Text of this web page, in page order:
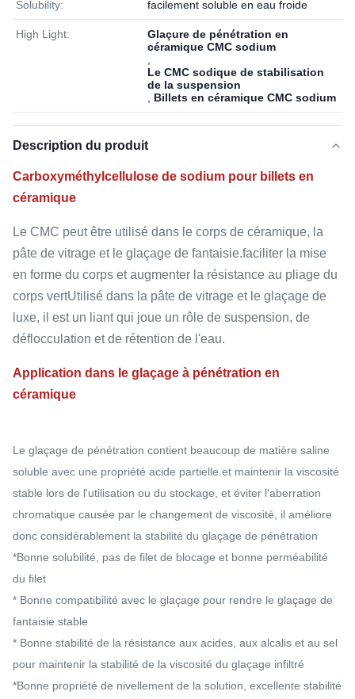
Solubility: facilement soluble en eau froide
High Light:
Glaçure de pénétration en
céramique CMC sodium
Le CMC sodique de stabilisation
de la suspension
Billets en céramique CMC sodium
Description du produit
Carboxyméthylcellulose de sodium pour billets en
céramique
Le CMC peut être utilisé dans le corps de céramique, la
pâte de vitrage et le glaçage de fantaisie.faciliter la mise
en forme du corps et augmenter la résistance au pliage du
corps vertUtilisé dans la pâte de vitrage et le glaçage de
luxe, il est un liant qui joue un rôle de suspension, de
déflocculation et de rétention de l'eau.
Application dans le glaçage à pénétration en
céramique
Le glaçage de pénétration contient beaucoup de matière saline
soluble avec une propriété acide partielle.et maintenir la viscosité
stable lors de l'utilisation ou du stockage, et éviter l'aberration
chromatique causée par le changement de viscosité, il améliore
donc considérablement la stabilité du glaçage de pénétration
*Bonne solubilité, pas de filet de blocage et bonne perméabilité
du filet
* Bonne compatibilité avec le glaçage pour rendre le glaçage de
fantaisie stable
* Bonne stabilité de la résistance aux acides, aux alcalis et au sel
pour maintenir la stabilité de la viscosité du glaçage infiltré
*Bonne propriété de nivellement de la solution, excellente stabilité